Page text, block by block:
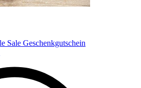
Sale Geschenkgutschein